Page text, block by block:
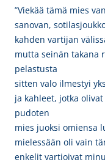
”Viekää tämä mies
sanovan,
kahden vartijan
mutta seinän takana
pelastusta
sitten valo ilmestyi
ja kahleet, jotka
pudoten
mies juoksi omiensa
mielessään oli vain
enkelit vartioivat